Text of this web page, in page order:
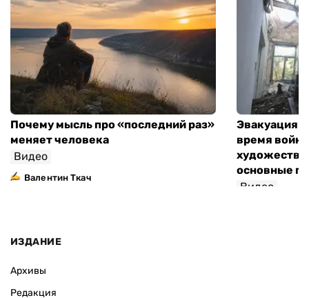
Почему мысль про «последний раз»
меняет человека
Видео
Валентин Ткач
Эвакуация
время
основные
Видео
ИЗДАНИЕ
Архивы
Редакция